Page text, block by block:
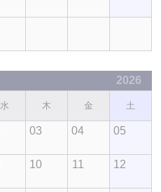
2026
水 木 金 土
03 04 05
10 11 12